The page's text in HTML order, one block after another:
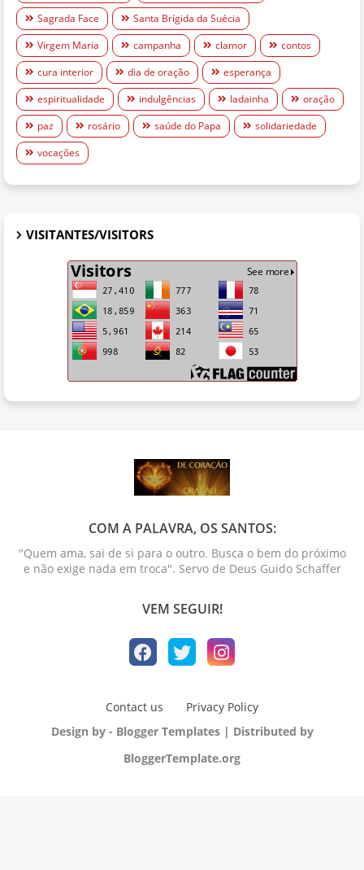
Sagrada Face
Santa Brígida da Suécia
Virgem Maria
campanha clamor
contos
cura interior
dia de oração
esperança
espiritualidade
indulgências ladainha
oração
paz
rosário saúde do Papa
solidariedade
vocações
VISITANTES/VISITORS
COM A PALAVRA, OS SANTOS:
"Quem ama, sai de si para o outro. Busca o bem do próximo
e não exige nada em troca". Servo de Deus Guido Schaffer
VEM SEGUIR!
Contact us
Privacy Policy
Design by - Blogger Templates | Distributed by
BloggerTemplate.org